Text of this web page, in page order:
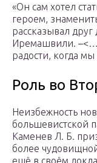
«Он сам хотел
героем,
рассказывал
Иремашвили.
радости, когда
Роль во
Неизбежность
большевистской
Каменев Л. Б.
более
ещё в своём